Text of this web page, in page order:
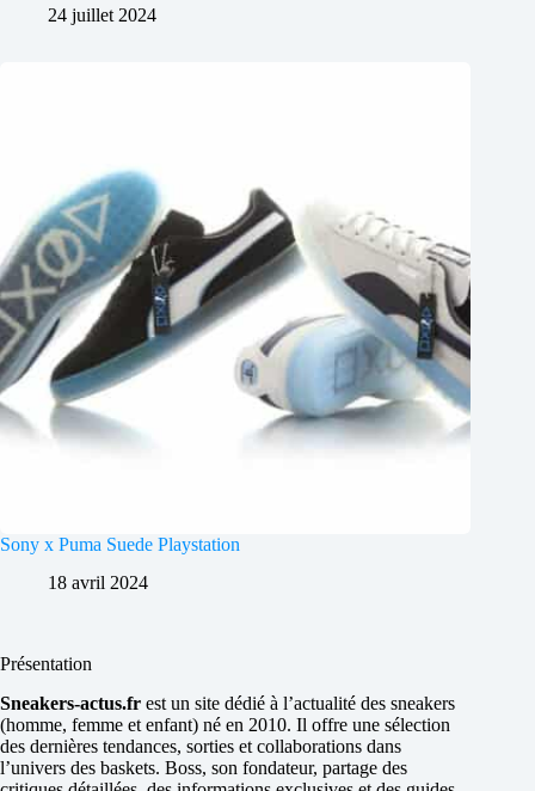
24 juillet 2024
Sony x Puma Suede Playstation
18 avril 2024
Présentation
Sneakers-actus.fr est un site dédié à l’actualité des sneakers
(homme, femme et enfant) né en 2010. Il offre une sélection
des dernières tendances, sorties et collaborations dans
l’univers des baskets. Boss, son fondateur, partage des